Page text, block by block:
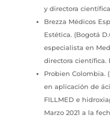
y directora
Brezza Médicos
Estética. (Bogotá
especialista en
directora científica.
Probien Colombia.
en aplicación de
FILLMED e
Marzo 2021 a la